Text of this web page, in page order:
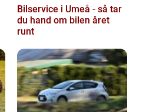
Bilservice i Umeå - så tar
du hand om bilen året
runt